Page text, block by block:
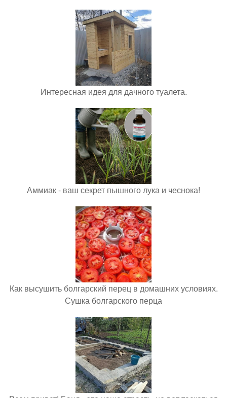
Интересная идея для дачного туалета.
Аммиак - ваш секрет пышного лука и чеснока!
Как высушить болгарский перец в домашних условиях.
Сушка болгарского перца